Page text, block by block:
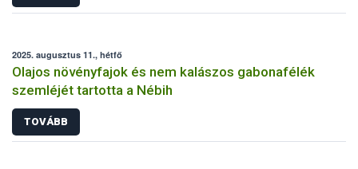
2025. augusztus 11., hétfő
Olajos növényfajok és nem kalászos gabonafélék
szemléjét tartotta a Nébih
TOVÁBB